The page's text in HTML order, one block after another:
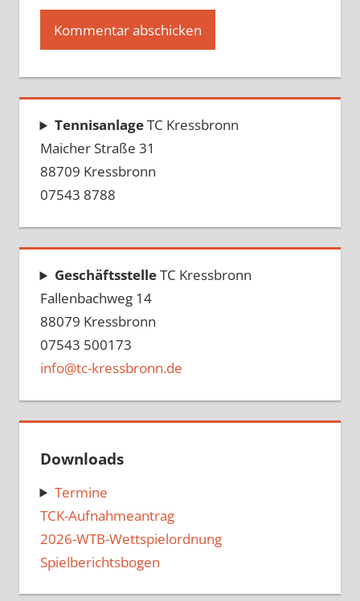
TennisanlageTC Kressbronn
Maicher Straße 31
88709 Kressbronn
07543 8788
GeschäftsstelleTC Kressbronn
Fallenbachweg 14
88079 Kressbronn
07543 500173
info@tc-kressbronn.de
Downloads
Termine
TCK-Aufnahmeantrag
2026-WTB-Wettspielordnung
Spielberichtsbogen